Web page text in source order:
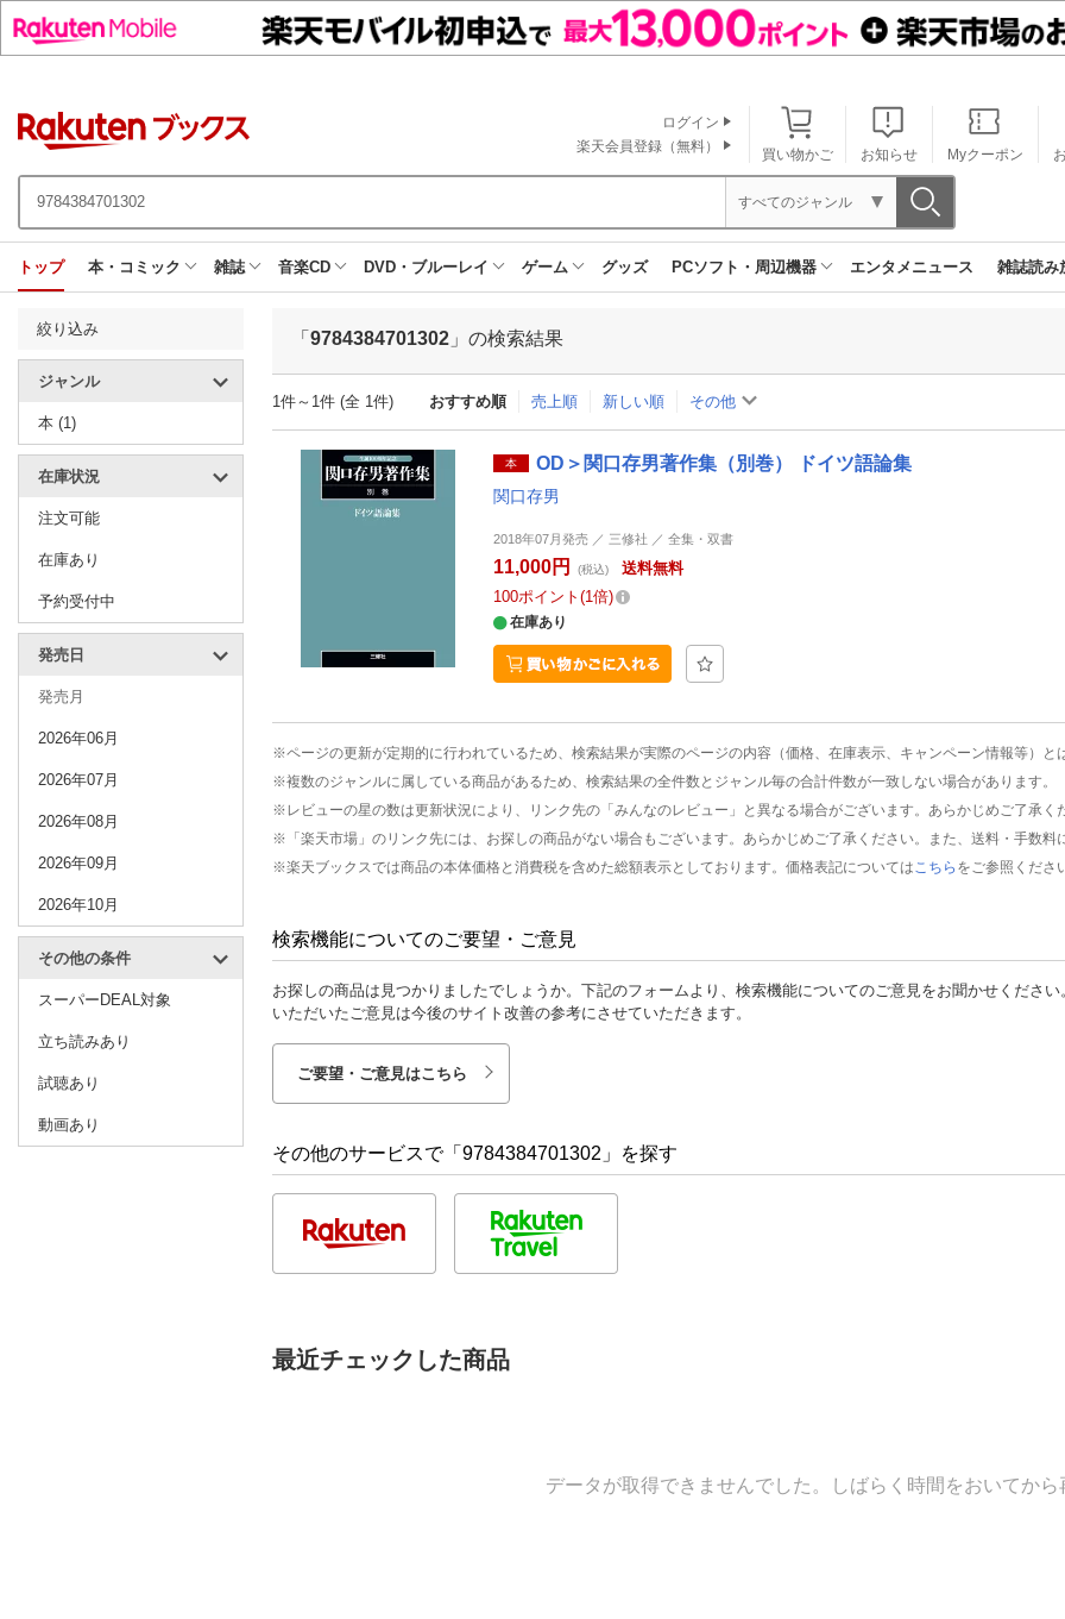
買い物かご お知らせ Myクーポン
ログイン
楽天会員登録（無料）
すべてのジャンル
トップ 本・コミック 雑誌 音楽CD DVD・ブルーレイ ゲーム グッズ PCソフト・周辺機器 エンタメニュース 雑誌読み
絞り込み
ジャンル
本 (1)
在庫状況
注文可能
在庫あり
予約受付中
発売日
発売月
2026年06月
2026年07月
2026年08月
2026年09月
2026年10月
その他の条件
スーパーDEAL対象
立ち読みあり
試聴あり
動画あり
「 9784384701302 」の検索結果
1件～1件 (全 1件) おすすめ順 売上順 新しい順 その他
本 OD＞関口存男著作集（別巻） ドイツ語論集
関口存男
2018年07月発売 ／ 三修社 ／ 全集・双書
11,000円 (税込)
送料無料
100ポイント 1倍
在庫あり
※ページの更新が定期的に行われているため、検索結果が実際のページの内容（価格、在庫表示、キャンペーン情報等）と
※複数のジャンルに属している商品があるため、検索結果の全件数とジャンル毎の合計件数が一致しない場合があります。
※レビューの星の数は更新状況により、リンク先の「みんなのレビュー」と異なる場合がございます。あらかじめご了承く
※「楽天市場」のリンク先には、お探しの商品がない場合もございます。あらかじめご了承ください。また、送料・手数料
※楽天ブックスでは商品の本体価格と消費税を含めた総額表示としております。価格表記については こちら をご参照くださ
検索機能についてのご要望・ご意見
お探しの商品は見つかりましたでしょうか。下記のフォームより、検索機能についてのご意見をお聞かせください
いただいたご意見は今後のサイト改善の参考にさせていただきます。
ご要望・ご意見はこちら
その他のサービスで「9784384701302」を探す
最近チェックした商品
データが取得できませんでした。しばらく時間をおいてから